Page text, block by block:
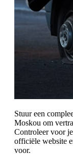
Stuur een
Moskou om
Controleer voor
officiële website
voor.